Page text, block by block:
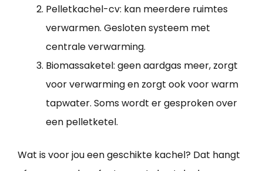
Pelletkachel-cv: kan meerdere ruimtes
verwarmen. Gesloten systeem met
centrale verwarming.
Biomassaketel: geen aardgas meer, zorgt
voor verwarming en zorgt ook voor warm
tapwater. Soms wordt er gesproken over
een pelletketel.
Wat is voor jou een geschikte kachel? Dat hangt